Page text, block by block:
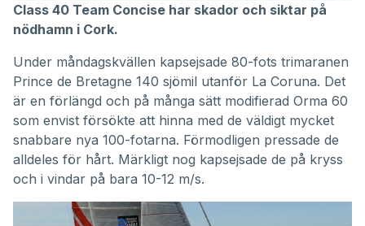
Class 40 Team Concise har skador och siktar på
nödhamn i Cork.
Under måndagskvällen kapsejsade 80-fots trimaranen
Prince de Bretagne 140 sjömil utanför La Coruna. Det
är en förlängd och på många sätt modifierad Orma 60
som envist försökte att hinna med de väldigt mycket
snabbare nya 100-fotarna. Förmodligen pressade de
alldeles för hårt. Märkligt nog kapsejsade de på kryss
och i vindar på bara 10-12 m/s.